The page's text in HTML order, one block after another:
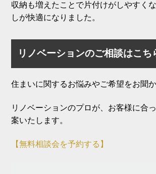
収納も増えたことで片付けがしやすく
しが快適になりました。
リノベーションのご相談はこち
住まいに関するお悩みやご希望をお聞か
リノベーションのプロが、お客様に合
案いたします。
【無料相談会を予約する】